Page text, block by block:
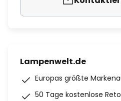
Lampenwelt.de
Europas größte
50 Tage kostenlose